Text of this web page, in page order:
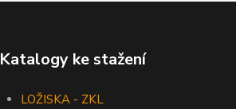
Katalogy ke stažení
LOŽISKA - ZKL